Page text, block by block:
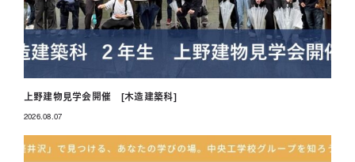
上野建物見学会開催 [木造建築科]
2026.08.07